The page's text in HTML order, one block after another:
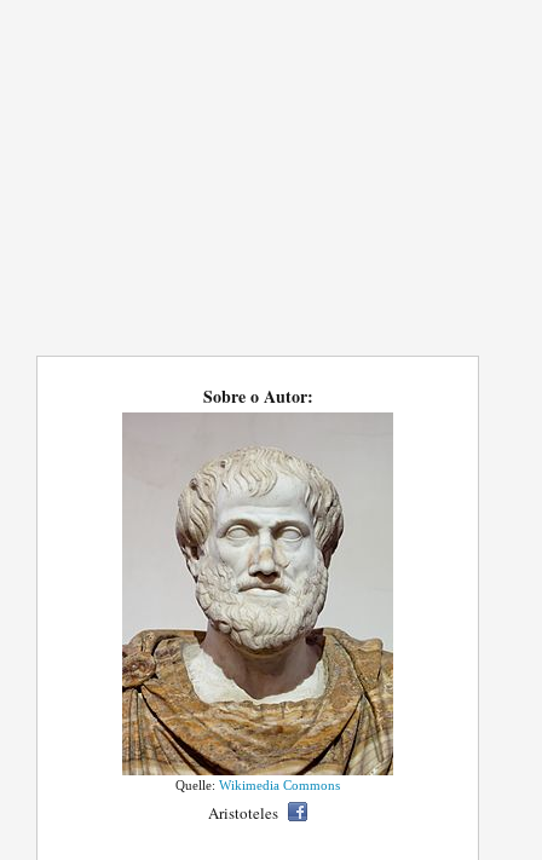
Sobre o Autor:
Quelle:Wikimedia Commons
Aristoteles